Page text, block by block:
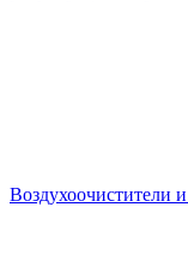
Воздухоочистители